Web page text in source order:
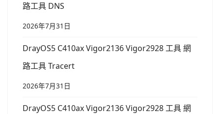
路工具 DNS
2026年7月31日
DrayOS5 C410ax Vigor2136 Vigor2928 工具 網
路工具 Tracert
2026年7月31日
DrayOS5 C410ax Vigor2136 Vigor2928 工具 網